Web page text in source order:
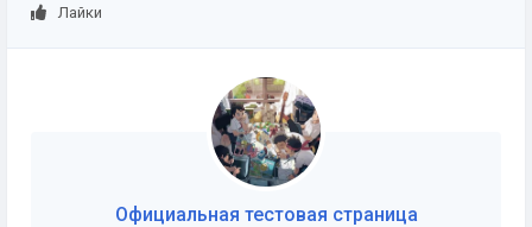
Лайки
Официальная тестовая страница